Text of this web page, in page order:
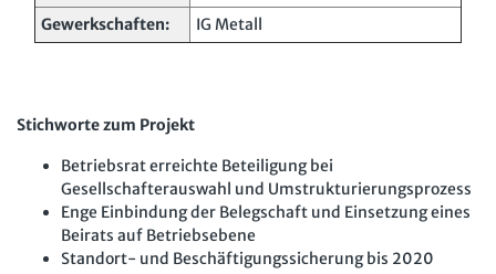
Mitbestimmung
Arbeit und Recht
Digitales Arbeits- und Sozialrecht
Soziale Sicherheit
JAV-Praxis online
Presse Interne Meldestelle
Verlag
Gewerkschaften:
IG Metall
Stichworte zum Projekt
Betriebsrat erreichte Beteiligung bei
Gesellschafterauswahl und Umstrukturierungsprozess
Enge Einbindung der Belegschaft und Einsetzung eines
Beirats auf Betriebsebene
Standort- und Beschäftigungssicherung bis 2020